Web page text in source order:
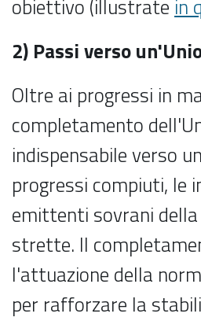
obiettivo (illustrate in
2) Passi verso
Oltre ai progressi in
completamento
indispensabile verso
progressi compiuti, le
emittenti sovrani
strette. Il
l'attuazione della
per rafforzare la